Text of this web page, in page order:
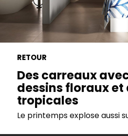
RETOUR
Des carreaux
dessins floraux et
tropicales
Le printemps explose aussi